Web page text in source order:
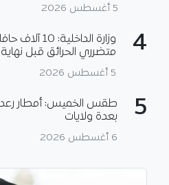
5 أغسطس 2026
4
وزارة
متضرري الحرائق قبل
5 أغسطس 2026
5
طقس الخميس: أمطار
بعدة ولايات
6 أغسطس 2026